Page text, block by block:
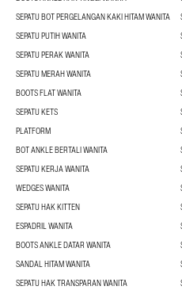
SEPATU BOT PERGELANGAN KAKI HITAM WANITA
SEPATU PUTIH WANITA
SEPATU PERAK WANITA
SEPATU MERAH WANITA
BOOTS FLAT WANITA
SEPATU KETS
PLATFORM
BOT ANKLE BERTALI WANITA
SEPATU KERJA WANITA
WEDGES WANITA
SEPATU HAK KITTEN
ESPADRIL WANITA
BOOTS ANKLE DATAR WANITA
SANDAL HITAM WANITA
SEPATU HAK TRANSPARAN WANITA